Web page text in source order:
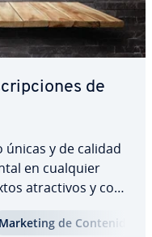
de
y de calidad
en cualquier
atra­c­ti­vos y co­n­
la decisión de
sino que
Marketing de Co­n­te­ni­dos